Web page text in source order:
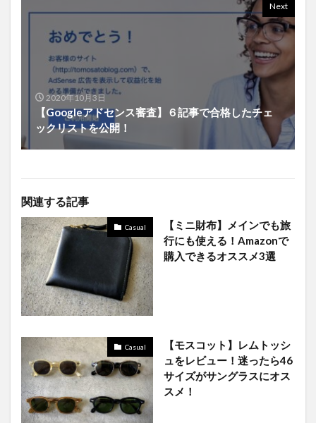
Next
2020年10月3日
【Googleアドセンス審査】６記事で合格したチェ
ックリストを公開！
関連する記事
Casual
【ミニ財布】メインでも旅
行にも使える！Amazonで
購入できるオススメ3選
Casual
【モスコット】レムトッシ
ュをレビュー！迷ったら46
サイズがサングラスにオス
スメ！